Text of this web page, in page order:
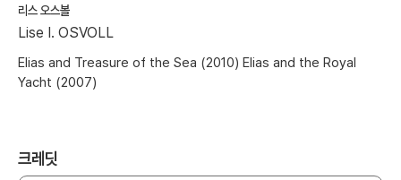
리스 오스볼
Lise I. OSVOLL
Elias and Treasure of the Sea (2010) Elias and the Royal
Yacht (2007)
크레딧